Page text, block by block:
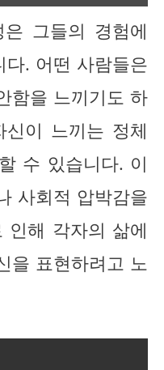
그들의 경험에
다. 어떤 사람들은
함을 느끼기도 하
이 느끼는 정체
수 있습니다. 이
사회적 압박감을
인해 각자의 삶에
을 표현하려고 노